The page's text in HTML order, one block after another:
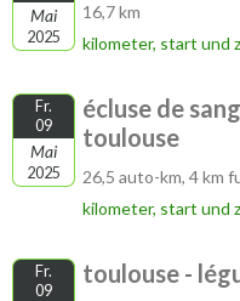
Mai
2025
16,7 km
kilometer, start und
Fr.
09
Mai
2025
écluse de
toulouse
26,5 auto-km, 4 km
kilometer, start und
Fr.
09
toulouse -